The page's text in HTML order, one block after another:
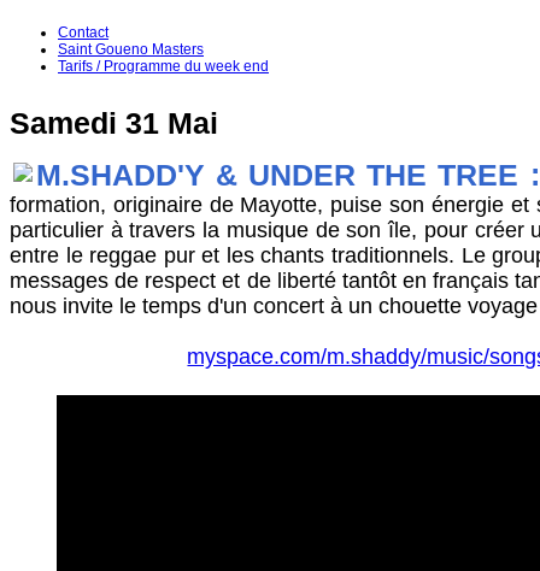
Contact
Saint Goueno Masters
Tarifs / Programme du week end
Samedi 31 Mai
M.SHADD'Y & UNDER THE TREE
formation, originaire de Mayotte, puise son énergie et
particulier à travers la musique de son île, pour créer
entre le reggae pur et les chants traditionnels. Le
messages de respect et de liberté tantôt en français
nous invite le temps d'un concert à un chouette
myspace.com/m.shaddy/music/